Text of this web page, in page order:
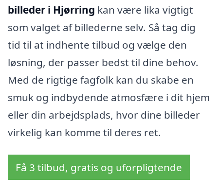
billeder i Hjørring kan være lika vigtigt
som valget af billederne selv. Så tag dig
tid til at indhente tilbud og vælge den
løsning, der passer bedst til dine behov.
Med de rigtige fagfolk kan du skabe en
smuk og indbydende atmosfære i dit hjem
eller din arbejdsplads, hvor dine billeder
virkelig kan komme til deres ret.
Få 3 tilbud, gratis og uforpligtende